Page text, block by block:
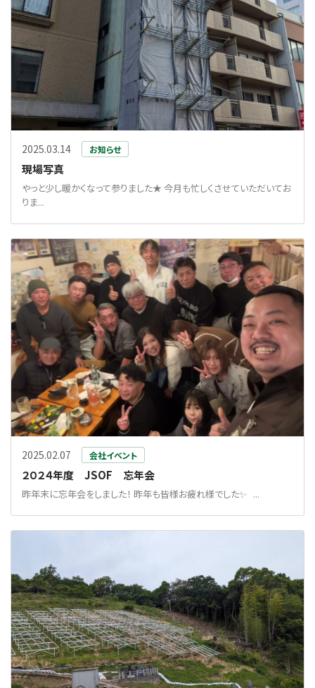
2025.03.14 お知らせ
現場写真
やっと少し暖かくなって参りました★ 今月も忙しくさせていただいてお
りま...
2025.02.07 会社イベント
２０２４年度 JSOF 忘年会
昨年末に忘年会をしました！ 昨年も皆様お疲れ様でした✨ ...